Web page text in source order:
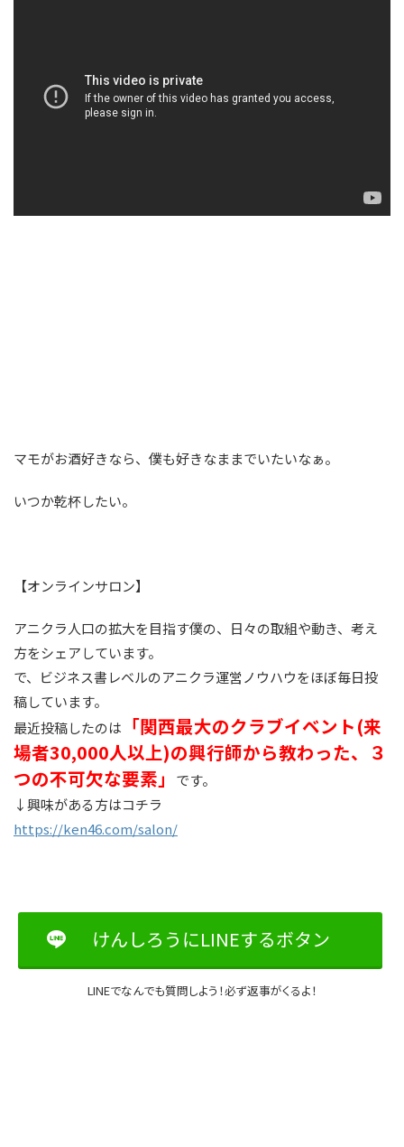
マモがお酒好きなら、僕も好きなままでいたいなぁ。
いつか乾杯したい。
【オンラインサロン】
アニクラ人口の拡大を目指す僕の、日々の取組や動き、考え
方をシェアしています。
で、ビジネス書レベルのアニクラ運営ノウハウをほぼ毎日投
稿しています。
最近投稿したのは
「関西最大のクラブイベント(来
場者30,000人以上)の興行師から教わった、３
つの不可欠な要素」
です。
↓興味がある方はコチラ
https://ken46.com/salon/
けんしろうにLINEするボタン
LINEでなんでも質問しよう！必ず返事がくるよ！